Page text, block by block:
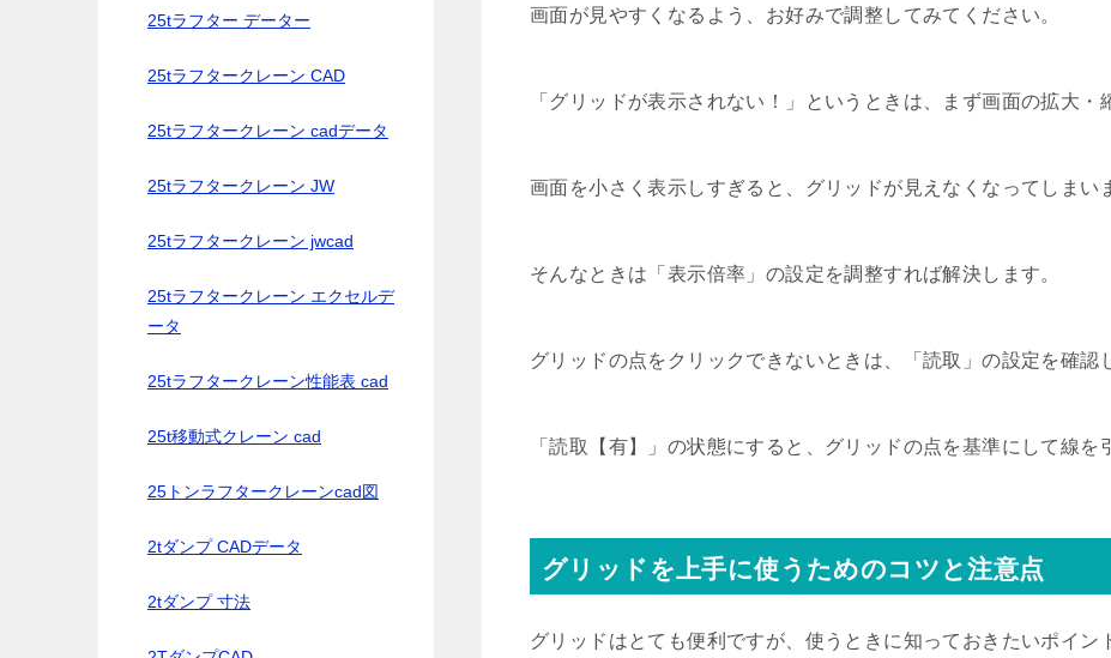
画面が見やすくなるよう、お好みで調整してみてください。
「グリッドが表示されない！」というときは、まず画面の拡大・
画面を小さく表示しすぎると、グリッドが見えなくなってしまい
そんなときは「表示倍率」の設定を調整すれば解決します。
グリッドの点をクリックできないときは、「読取」の設定を確認
「読取【有】」の状態にすると、グリッドの点を基準にして線を
グリッドを上手に使うためのコツと注意点
グリッドはとても便利ですが、使うときに知っておきたいポイン
25tラフター データー
25tラフタークレーン CAD
25tラフタークレーン cadデータ
25tラフタークレーン JW
25tラフタークレーン jwcad
25tラフタークレーン エクセルデ
ータ
25tラフタークレーン性能表 cad
25t移動式クレーン cad
25トンラフタークレーンcad図
2tダンプ CADデータ
2tダンプ 寸法